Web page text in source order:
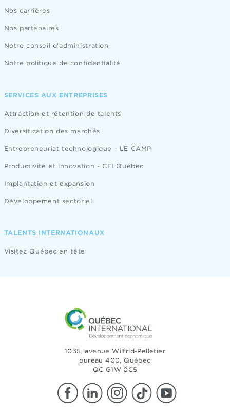
Nos carrières
Nos partenaires
Notre conseil d'administration
Notre politique de confidentialité
SERVICES AUX ENTREPRISES
Attraction et rétention de talents
Diversification des marchés
Entrepreneuriat technologique - LE CAMP
Productivité et innovation - CEI Québec
Implantation et expansion
Développement sectoriel
TALENTS INTERNATIONAUX
Visitez Québec en tête
1035, avenue Wilfrid-Pelletier
bureau 400, Québec
QC G1W 0C5